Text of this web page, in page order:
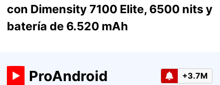
con Dimensity 7100 Elite, 6500 nits y
batería de 6.520 mAh
ProAndroid +3.7M